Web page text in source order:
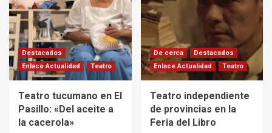
Destacados
Enlace Actualidad
Teatro
Teatro tucumano en El
Pasillo: «Del aceite a
la cacerola»
De cerca
Destacados
Enlace Actualidad
Teatro
Teatro independiente
de provincias en la
Feria del Libro